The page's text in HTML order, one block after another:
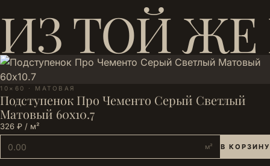
ИЗ ТОЙ ЖЕ
10×60 · МАТОВАЯ
Подступенок Про Чементо Серый Светлый
Матовый 60x10.7
326 ₽ / м²
м² В КОРЗИНУ